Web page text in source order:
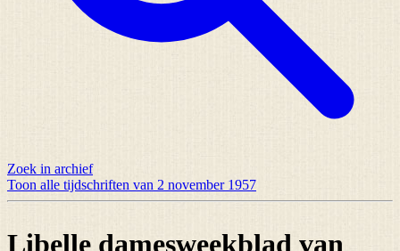
Zoek in archief
Toon alle tijdschriften van 2 november 1957
Libelle damesweekblad van